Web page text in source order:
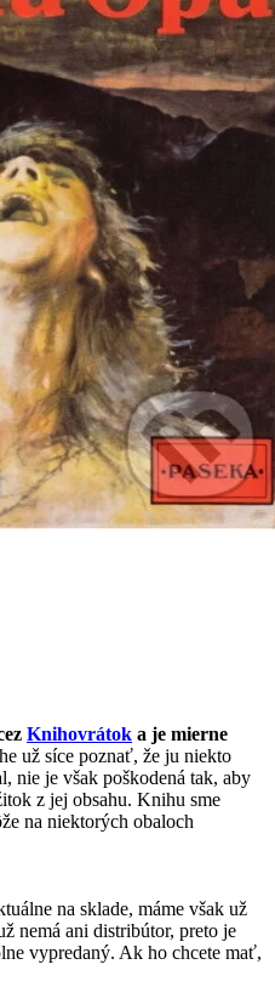
Knihovrátok a je mierne
už síce poznať, že ju niekto
nie je však poškodená tak, aby
z jej obsahu. Knihu sme
na niektorých obaloch
na sklade, máme však už
nemá ani distribútor, preto je
vypredaný. Ak ho chcete mať,